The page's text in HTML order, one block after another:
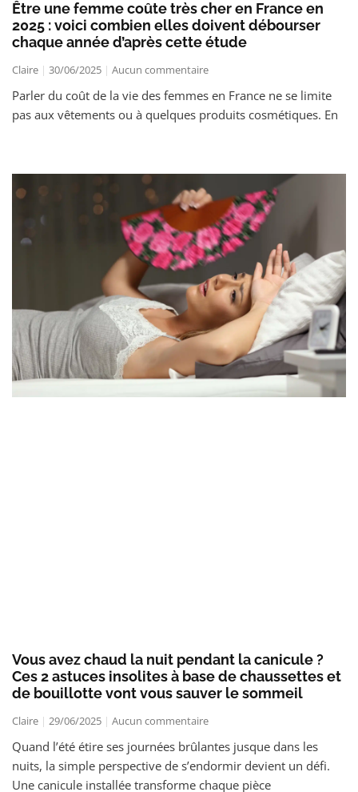
Être une femme coûte très cher en France en
2025 : voici combien elles doivent débourser
chaque année d’après cette étude
Claire 30/06/2025 Aucun commentaire
Parler du coût de la vie des femmes en France ne se limite
pas aux vêtements ou à quelques produits cosmétiques. En
Vous avez chaud la nuit pendant la canicule ?
Ces 2 astuces insolites à base de chaussettes et
de bouillotte vont vous sauver le sommeil
Claire 29/06/2025 Aucun commentaire
Quand l’été étire ses journées brûlantes jusque dans les
nuits, la simple perspective de s’endormir devient un défi.
Une canicule installée transforme chaque pièce